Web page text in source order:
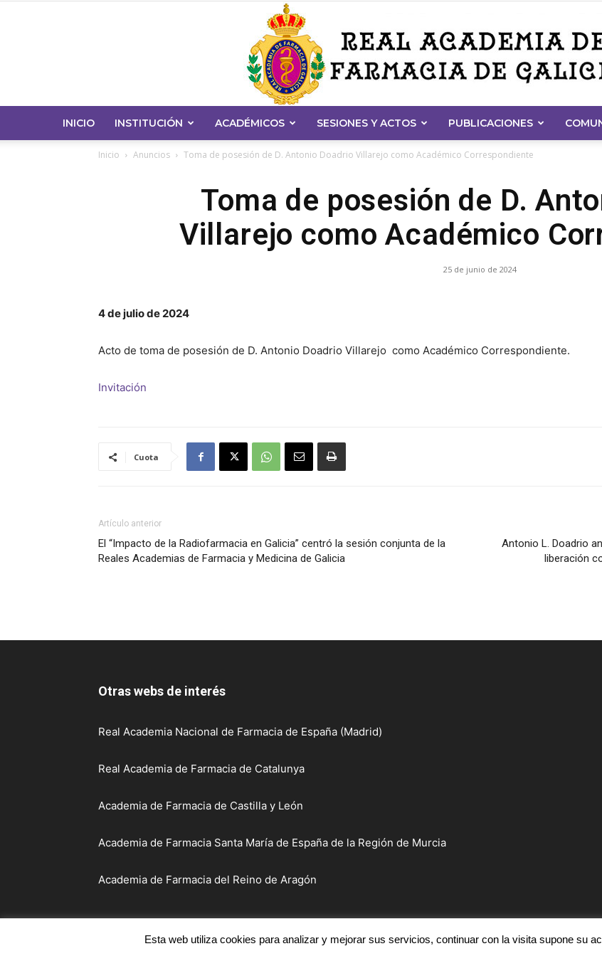
Real
Academia
INICIO INSTITUCIÓN ACADÉMICOS SESIONES Y ACTOS PUBLICACIONES
Inicio Anuncios Toma de posesión de D. Antonio Doadrio Villarejo como Académico Correspondiente
Toma de posesión de D.
Villarejo como Académico
25 de junio de 2024
4 de julio de 2024
Acto de toma de posesión de D. Antonio Doadrio Villarejo como Académico Correspondiente.
Invitación
Cuota
Artículo anterior
El “Impacto de la Radiofarmacia en Galicia” centró la sesión conjunta de la
Reales Academias de Farmacia y Medicina de Galicia
Antonio L. Doadrio
liberación
Otras webs de interés
Real Academia Nacional de Farmacia de España (Madrid)
Real Academia de Farmacia de Catalunya
Academia de Farmacia de Castilla y León
Academia de Farmacia Santa María de España de la Región de Murcia
Academia de Farmacia del Reino de Aragón
Esta web utiliza cookies para analizar y mejorar sus servicios, continuar con la visita supone su